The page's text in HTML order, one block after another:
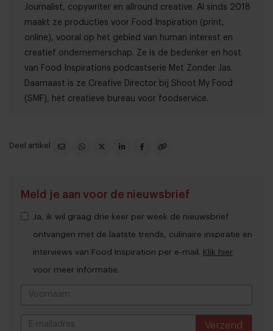
Journalist, copywriter en allround creative. Al sinds 2018
maakt ze producties voor Food Inspiration (print,
online), vooral op het gebied van human interest en
creatief ondernemerschap. Ze is de bedenker en host
van Food Inspirations podcastserie Met Zonder Jas.
Daarnaast is ze Creative Director bij Shoot My Food
(SMF), hét creatieve bureau voor foodservice.
Deel artikel
Meld je aan voor de nieuwsbrief
Ja, ik wil graag drie keer per week de nieuwsbrief
ontvangen met de laatste trends, culinaire inspiratie en
interviews van Food Inspiration per e-mail. Klik hier
voor meer informatie.
Verzend